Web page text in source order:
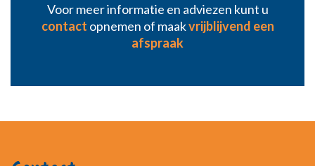
Voor meer informatie en adviezen kunt u
contact opnemen of maakvrijblijvend een
afspraak